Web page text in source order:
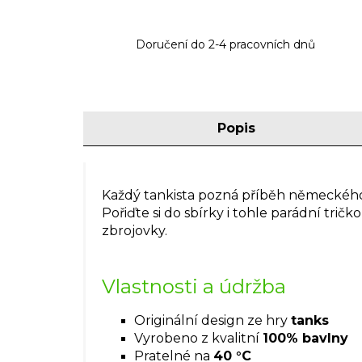
Doručení do 2-4 pracovních dnů
Popis
Každý tankista pozná příběh
Pořiďte si do sbírky i tohle parádní
zbrojovky.
Vlastnosti a údržba
Originální design ze hry tanks
Vyrobeno z kvalitní 100% bavlny
Pratelné na 40 °C